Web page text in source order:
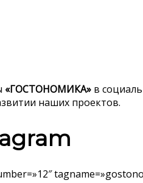
«ГОСТОНОМИКА» в
наших проектов.